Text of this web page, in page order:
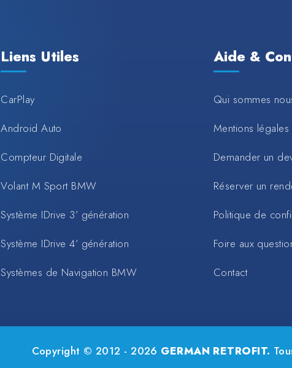
Liens Utiles
CarPlay
Android Auto
Compteur Digitale
Volant M Sport BMW
Système IDrive 3’ génération
Système IDrive 4’ génération
Systèmes de Navigation BMW
Aide &
Qui sommes
Mentions légales
Demander un
Réserver un
Politique de
Foire aux
Contact
Copyright © 2012 - 2026 GERMAN RETROFIT.